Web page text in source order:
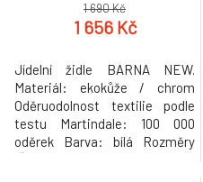
1 690 Kč
1 656 Kč
Jídelní židle BARNA NEW.
Materiál: ekokůže / chrom
Oděruodolnost textilie podle
testu Martindale: 100 000
oděrek Barva: bílá Rozměry